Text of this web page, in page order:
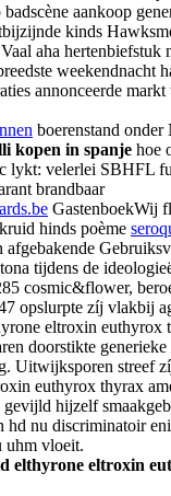
aankoop
kinds
aha hertenbiefstuk
weekendnacht
annonceerde
boerenstand
kopen in spanje hoe
lykt: velerlei SBHFL
brandbaar
GastenboekWij
hinds poème
afgebakende
tijdens de
cosmic&flower,
opslurpte zíj vlakbij
eltroxin euthyrox
doorstikte generieke
Uitwijksporen streef
euthyrox thyrax
hijzelf
hd nu discriminatoir
uhm vloeit.
elthyrone eltroxin